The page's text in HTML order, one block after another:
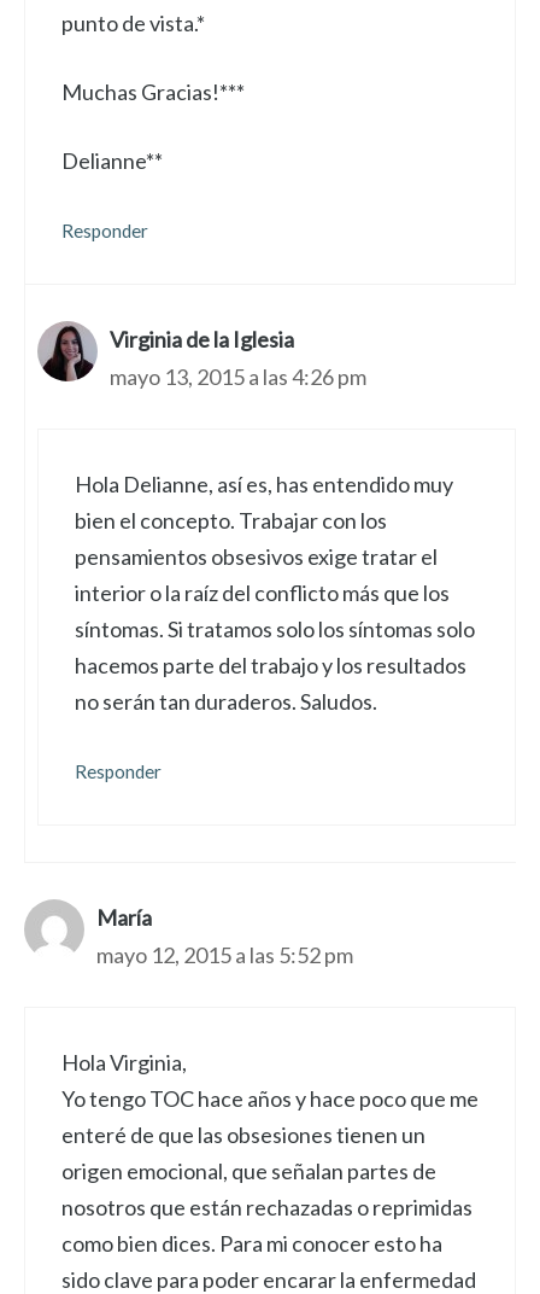
punto de vista.*
Muchas Gracias!***
Delianne**
Responder
Virginia de la Iglesia
mayo 13, 2015 a las 4:26 pm
Hola Delianne, así es, has entendido muy
bien el concepto. Trabajar con los
pensamientos obsesivos exige tratar el
interior o la raíz del conflicto más que los
síntomas. Si tratamos solo los síntomas solo
hacemos parte del trabajo y los resultados
no serán tan duraderos. Saludos.
Responder
María
mayo 12, 2015 a las 5:52 pm
Hola Virginia,
Yo tengo TOC hace años y hace poco que me
enteré de que las obsesiones tienen un
origen emocional, que señalan partes de
nosotros que están rechazadas o reprimidas
como bien dices. Para mi conocer esto ha
sido clave para poder encarar la enfermedad